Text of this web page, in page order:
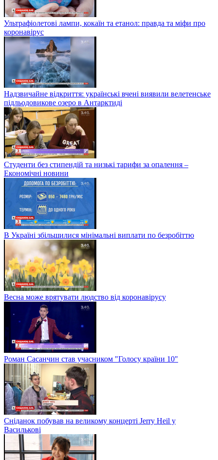
Ультрафіолетові лампи, кокаїн та етанол: правда та міфи про
коронавірус
Надзвичайне відкриття: українські вчені виявили велетенське
підльодовикове озеро в Антарктиді
Студенти без стипендій та низькі тарифи за опалення –
Економічні новини
В Україні збільшилися мінімальні виплати по безробіттю
Весна може врятувати людство від коронавірусу
Роман Сасанчин став учасником "Голосу країни 10"
Сніданок побував на великому концерті Jerry Heil у
Василькові